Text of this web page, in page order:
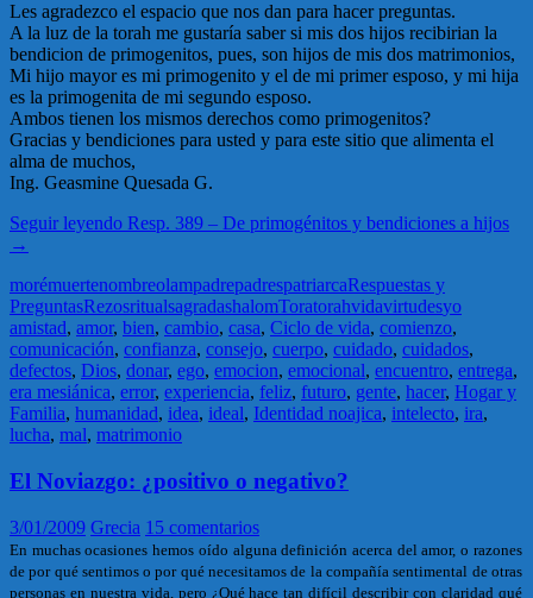
Les agradezco el espacio que nos dan para hacer preguntas.
A la luz de la torah me gustaría saber si mis dos hijos recibirian la
bendicion de primogenitos, pues, son hijos de mis dos matrimonios,
Mi hijo mayor es mi primogenito y el de mi primer esposo, y mi hija
es la primogenita de mi segundo esposo.
Ambos tienen los mismos derechos como primogenitos?
Gracias y bendiciones para usted y para este sitio que alimenta el
alma de muchos,
Ing. Geasmine Quesada G.
Seguir leyendo Resp. 389 – De primogénitos y bendiciones a hijos
→
morémuertenombreolampadrepadrespatriarcaRespuestas y
PreguntasRezosritualsagradashalomToratorahvidavirtudesyo
amistad, amor, bien, cambio, casa, Ciclo de vida, comienzo,
comunicación, confianza, consejo, cuerpo, cuidado, cuidados,
defectos, Dios, donar, ego, emocion, emocional, encuentro, entrega,
era mesiánica, error, experiencia, feliz, futuro, gente, hacer, Hogar y
Familia, humanidad, idea, ideal, Identidad noajica, intelecto, ira,
lucha, mal, matrimonio
El Noviazgo: ¿positivo o negativo?
3/01/2009 Grecia 15 comentarios
En muchas ocasiones hemos oído alguna definición acerca del amor, o razones
de por qué sentimos o por qué necesitamos de la compañía sentimental de otras
personas en nuestra vida, pero ¿Qué hace tan difícil describir con claridad qué